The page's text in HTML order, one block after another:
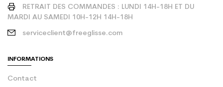
RETRAIT DES COMMANDES : LUNDI 14H-18H ET DU
MARDI AU SAMEDI 10H-12H 14H-18H
serviceclient@freeglisse.com
INFORMATIONS
Contact